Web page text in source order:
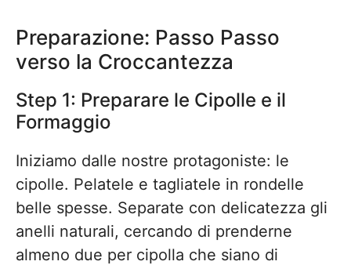
Preparazione: Passo Passo
verso la Croccantezza
Step 1: Preparare le Cipolle e il
Formaggio
Iniziamo dalle nostre protagoniste: le
cipolle. Pelatele e tagliatele in rondelle
belle spesse. Separate con delicatezza gli
anelli naturali, cercando di prenderne
almeno due per cipolla che siano di